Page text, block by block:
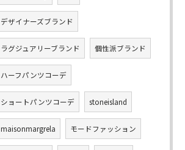
デザイナーズブランド
ラグジュアリーブランド 個性派ブランド
ハーフパンツコーデ
ショートパンツコーデ stoneisland
maisonmargrela モードファッション